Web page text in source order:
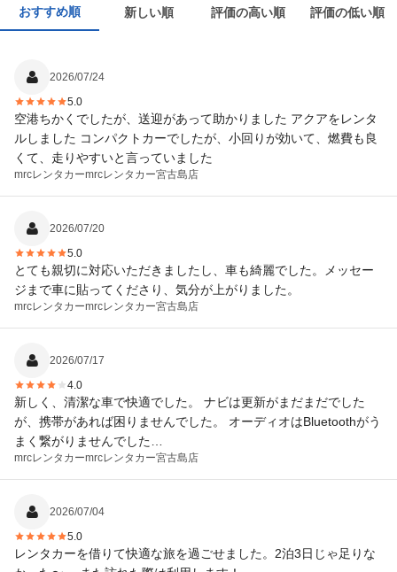
おすすめ順 新しい順 評価の高い順 評価の低い順
2026/07/24
5.0
空港ちかくでしたが、送迎があって助かりました アクアをレンタ
ルしました コンパクトカーでしたが、小回りが効いて、燃費も良
くて、走りやすいと言っていました
mrcレンタカーmrcレンタカー宮古島店
2026/07/20
5.0
とても親切に対応いただきましたし、車も綺麗でした。メッセー
ジまで車に貼ってくださり、気分が上がりました。
mrcレンタカーmrcレンタカー宮古島店
2026/07/17
4.0
新しく、清潔な車で快適でした。 ナビは更新がまだまだでした
が、携帯があれば困りませんでした。 オーディオはBluetoothがう
まく繋がりませんでした…
mrcレンタカーmrcレンタカー宮古島店
2026/07/04
5.0
レンタカーを借りて快適な旅を過ごせました。2泊3日じゃ足りな